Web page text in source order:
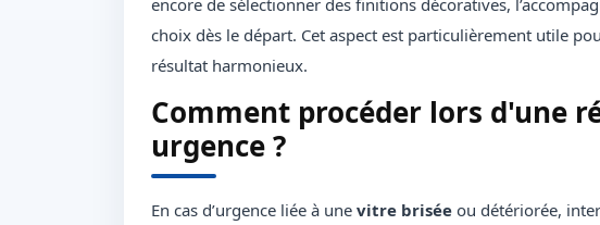
encore de sélectionner des finitions décoratives,
choix dès le départ. Cet aspect est particulièrement utile
résultat harmonieux.
Comment procéder lors d'une
urgence ?
En cas d’urgence liée à une vitre brisée ou détériorée,